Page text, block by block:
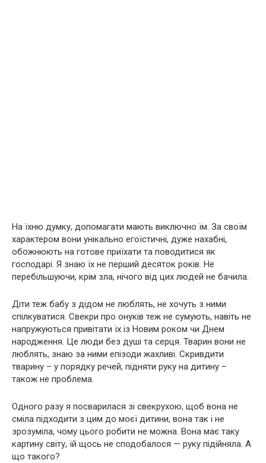
На їхню думку, допомагати мають виключно їм. За своїм
характером вони унікально егоїстичні, дуже нахабні,
обожнюють на готове приїхати та поводитися як
господарі. Я знаю їх не перший десяток років. Не
перебільшуючи, крім зла, нічого від цих людей не бачила.
Діти теж бабу з дідом не люблять, не хочуть з ними
спілкуватися. Свекри про онуків теж не сумують, навіть не
напружуються привітати їх із Новим роком чи Днем
народження. Це люди без душі та серця. Тварин вони не
люблять, знаю за ними епізоди жахливі. Скривдити
тварину – у порядку речей, підняти руку на дитину –
також не проблема.
Одного разу я посварилася зі свекрухою, щоб вона не
сміла підходити з цим до моєї дитини, вона так і не
зрозуміла, чому цього робити не можна. Вона має таку
картину світу, їй щось не сподобалося — руку підійняла. А
що такого?